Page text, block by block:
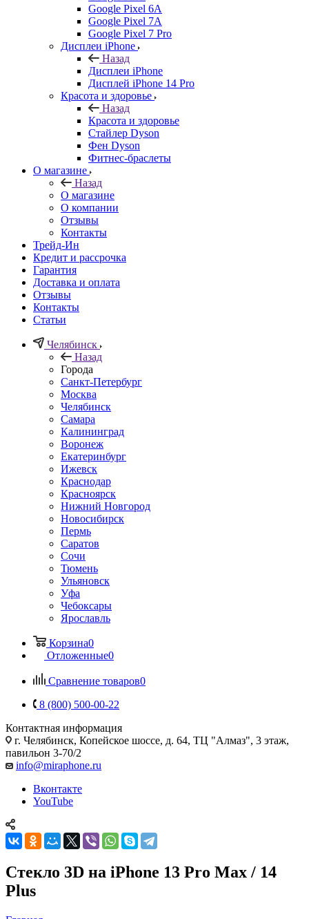
Google Pixel 6A
Google Pixel 7А
Google Pixel 7 Pro
Дисплеи iPhone
Назад
Дисплеи iPhone
Дисплей iPhone 14 Pro
Красота и здоровье
Назад
Красота и здоровье
Стайлер Dyson
Фен Dyson
Фитнес-браслеты
О магазине
Назад
О магазине
О компании
Отзывы
Контакты
Трейд-Ин
Кредит и рассрочка
Гарантия
Доставка и оплата
Отзывы
Контакты
Статьи
Челябинск
Назад
Города
Санкт-Петербург
Москва
Челябинск
Самара
Калининград
Воронеж
Екатеринбург
Ижевск
Краснодар
Красноярск
Нижний Новгород
Новосибирск
Пермь
Саратов
Сочи
Тюмень
Ульяновск
Уфа
Чебоксары
Ярославль
Корзина0
Отложенные0
Сравнение товаров0
8 (800) 500-00-22
Контактная информация
г. Челябинск, Копейское шоссе, д. 64, ТЦ "Алмаз", 3 этаж,
павильон 3-70/2
info@miraphone.ru
Вконтакте
YouTube
Стекло 3D на iPhone 13 Pro Max / 14
Plus